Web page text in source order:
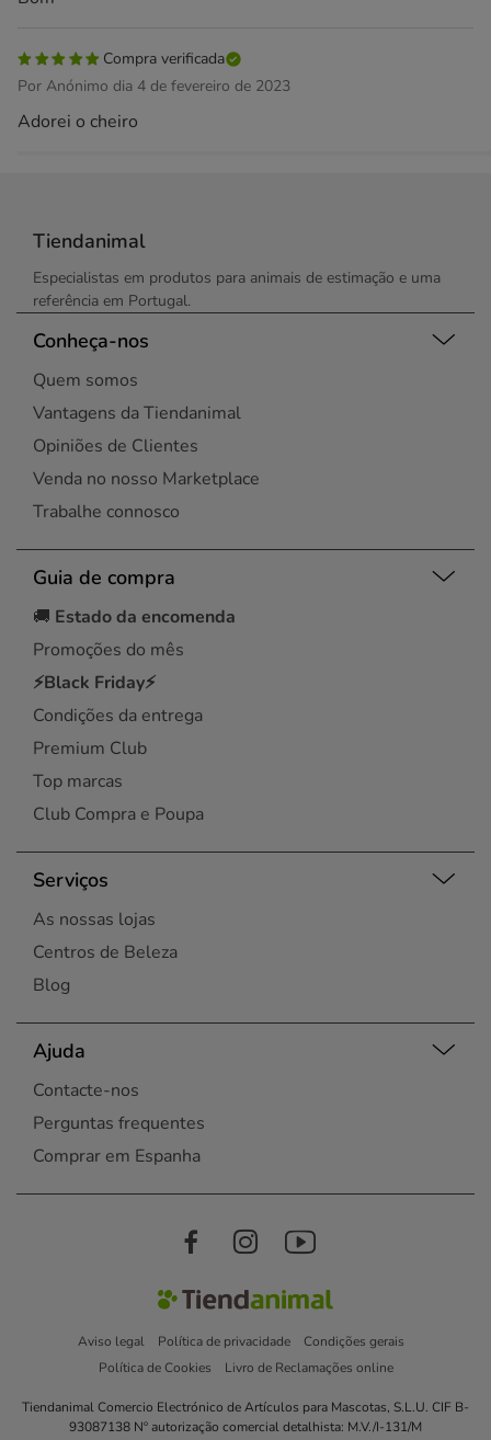
Compra verificada
Por Anónimo dia 4 de fevereiro de 2023
Adorei o cheiro
Tiendanimal
Especialistas em produtos para animais de estimação e uma
referência em Portugal.
Conheça-nos
Quem somos
Vantagens da Tiendanimal
Opiniões de Clientes
Venda no nosso Marketplace
Trabalhe connosco
Guia de compra
🚚 Estado da encomenda
Promoções do mês
⚡Black Friday⚡
Condições da entrega
Premium Club
Top marcas
Club Compra e Poupa
Serviços
As nossas lojas
Centros de Beleza
Blog
Ajuda
Contacte-nos
Perguntas frequentes
Comprar em Espanha
Aviso legal Política de privacidade
Condições gerais
Política de Cookies
Livro de Reclamações online
Tiendanimal Comercio Electrónico de Artículos para Mascotas, S.L.U. CIF B-
93087138 Nº autorização comercial detalhista: M.V./I-131/M